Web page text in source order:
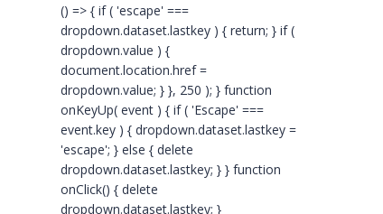
() => { if ( 'escape' ===
dropdown.dataset.lastkey ) { return; } if (
dropdown.value ) {
document.location.href =
dropdown.value; } }, 250 ); } function
onKeyUp( event ) { if ( 'Escape' ===
event.key ) { dropdown.dataset.lastkey =
'escape'; } else { delete
dropdown.dataset.lastkey; } } function
onClick() { delete
dropdown.dataset.lastkey; }